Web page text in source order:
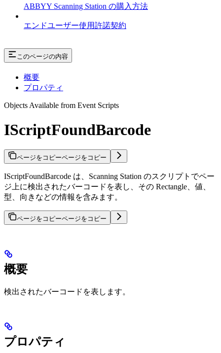
ABBYY Scanning Station の購入方法
エンドユーザー使用許諾契約
このページの内容
概要
プロパティ
Objects Available from Event Scripts
IScriptFoundBarcode
ページをコピーページをコピー
IScriptFoundBarcode は、Scanning Station のスクリプトでペー
ジ上に検出されたバーコードを表し、その Rectangle、値、
型、向きなどの情報を含みます。
ページをコピーページをコピー
概要
検出されたバーコードを表します。
プロパティ